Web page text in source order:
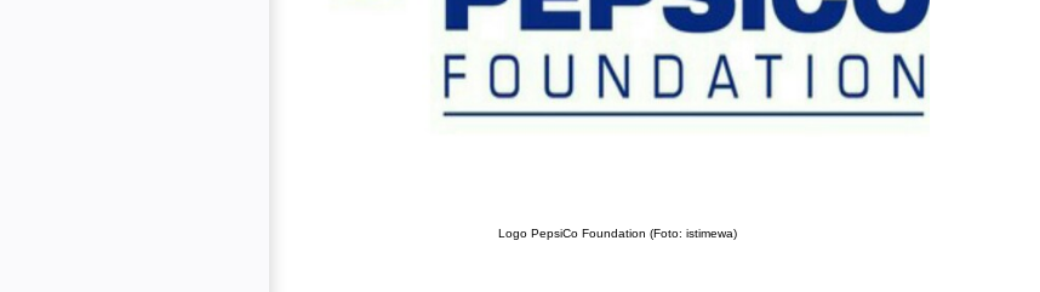
Logo PepsiCo Foundation (Foto: istimewa)